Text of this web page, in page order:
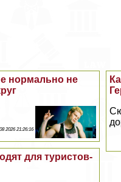
нормально не
2026 21:26:16
для туристов-